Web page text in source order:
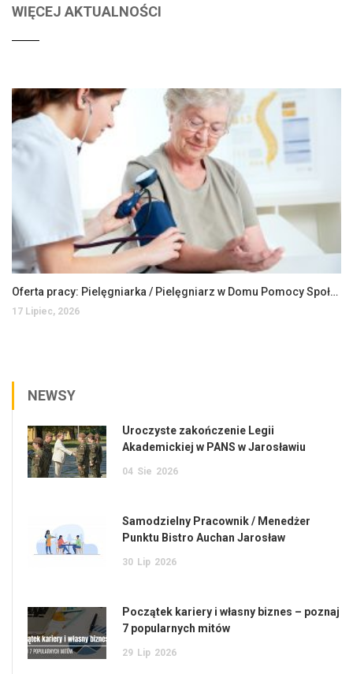
WIĘCEJ AKTUALNOŚCI
Oferta pracy: Pielęgniarka / Pielęgniarz w Domu Pomocy Społecznej
17 Lipiec, 2026
NEWSY
Uroczyste zakończenie Legii
Akademickiej w PANS w Jarosławiu
04 Sie 2026
Samodzielny Pracownik / Menedżer
Punktu Bistro Auchan Jarosław
30 Lip 2026
Początek kariery i własny biznes – poznaj
7 popularnych mitów
29 Lip 2026